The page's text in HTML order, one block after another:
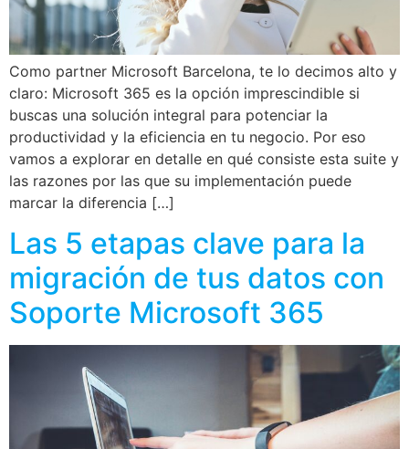
Como partner Microsoft Barcelona, te lo decimos alto y
claro: Microsoft 365 es la opción imprescindible si
buscas una solución integral para potenciar la
productividad y la eficiencia en tu negocio. Por eso
vamos a explorar en detalle en qué consiste esta suite y
las razones por las que su implementación puede
marcar la diferencia […]
Las 5 etapas clave para la
migración de tus datos con
Soporte Microsoft 365